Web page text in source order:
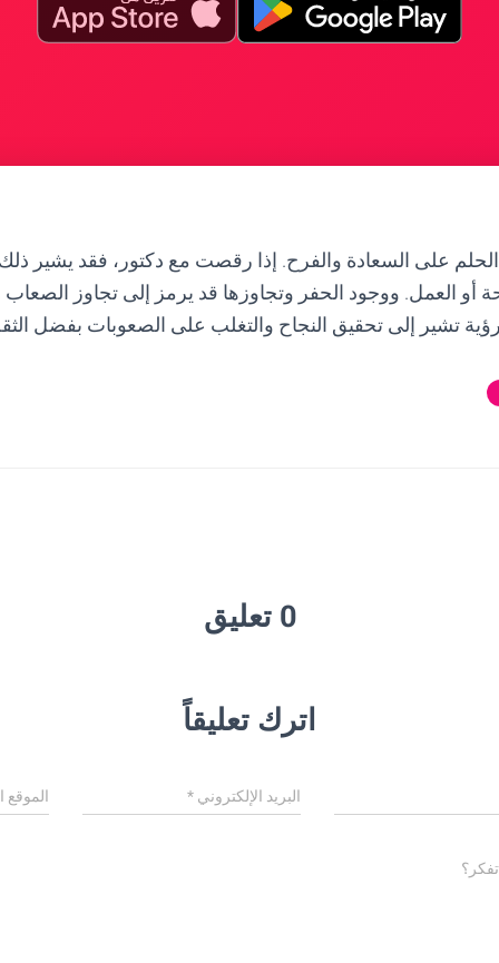
على السعادة والفرح. إذا رقصت مع دكتور، فقد يشير
العمل. ووجود الحفر وتجاوزها قد يرمز إلى تجاوز الصعاب
تشير إلى تحقيق النجاح والتغلب على الصعوبات بفضل
0 تعليق
اترك تعليقاً
البريد الإلكتروني* الموقع